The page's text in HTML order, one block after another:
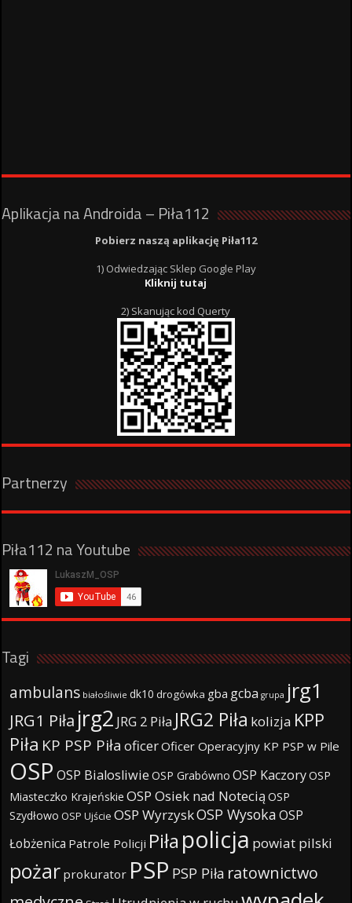
Aplikacja na Androida – Piła112
Pobierz naszą aplikację Piła112
1) Odwiedzając Sklep Google Play
Kliknij tutaj
2) Skanując kod Querty
Partnerzy
Piła112 na Youtube
Tagi
ambulans białośliwie dk10 drogówka gba gcba grupa jrg1
JRG1 Piła jrg2 JRG 2 Piła JRG2 Piła kolizja KPP
Piła KP PSP Piła oficerOficer Operacyjny KP PSP w Pile
OSP OSP Bialosliwie OSP Grabówno OSP KaczoryOSP
Miasteczko Krajeńskie OSP Osiek nad Notecią OSP
Szydłowo OSP Ujście OSP WyrzyskOSP WysokaOSP
Łobżenica Patrole Policji Piła policja powiat pilski
pożar prokurator PSP PSP Piła ratownictwo